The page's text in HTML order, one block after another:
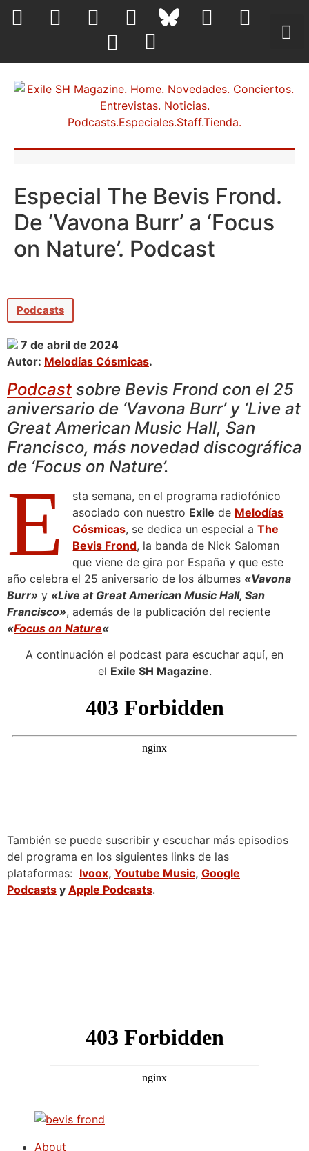
Especial The Bevis Frond.
De ‘Vavona Burr’ a ‘Focus
on Nature’. Podcast
Podcasts
7 de abril de 2024
Autor: Melodías Cósmicas.
Podcast sobre Bevis Frond con el 25
aniversario de ‘Vavona Burr’ y ‘Live at
Great American Music Hall, San
Francisco, más novedad discográfica
de ‘Focus on Nature’.
E
sta semana, en el programa radiofónico
asociado con nuestro Exile de Melodías
Cósmicas, se dedica un especial aThe
Bevis Frond, la banda de Nick Saloman
que viene de gira por España y que este
año celebra el 25 aniversario de los álbumes «Vavona
Burr» y «Live at Great American Music Hall, San
Francisco», además de la publicación del reciente
«Focus on Nature«
A continuación el podcast para escuchar aquí, en
el Exile SH Magazine.
También se puede suscribir y escuchar más episodios
del programa en los siguientes links de las
plataformas: Ivoox, Youtube Music, Google
Podcasts y Apple Podcasts.
About